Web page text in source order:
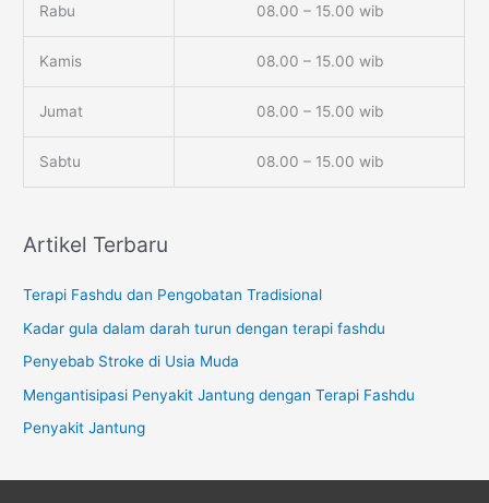
Rabu 08.00 – 15.00 wib
Kamis 08.00 – 15.00 wib
Jumat 08.00 – 15.00 wib
Sabtu 08.00 – 15.00 wib
Artikel Terbaru
Terapi Fashdu dan Pengobatan Tradisional
Kadar gula dalam darah turun dengan terapi fashdu
Penyebab Stroke di Usia Muda
Mengantisipasi Penyakit Jantung dengan Terapi Fashdu
Penyakit Jantung